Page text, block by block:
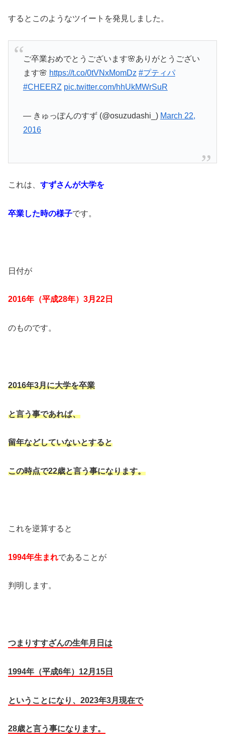
するとこのようなツイートを発見しました。
ご卒業おめでとうございます🌸ありがとうござい
ます🌸 https://t.co/0tVNxMomDz #プティパ
#CHEERZ pic.twitter.com/hhUkMWrSuR
— きゅっぽんのすず (@osuzudashi_) March 22,
2016
これは、 すずさんが大学を
卒業した時の様子です。
日付が
2016年（平成28年） 3月 22 日
のものです。
2016年3月に大学を卒業
と言う事であれば、
留年などしていないとすると
この時点で22歳と言う事になります。
これを逆算すると
1994年生まれであることが
判明します。
つまりすすざんの生年月日は
1994年（平成6年） 12月 15 日
ということになり、 2023年3月現在で
28歳と言う事になります。